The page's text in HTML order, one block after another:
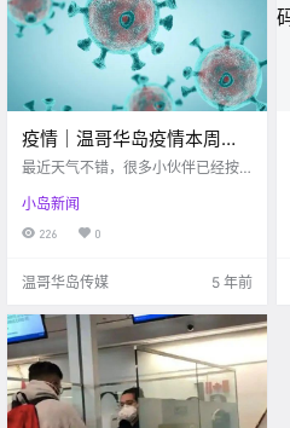
疫情｜温哥华岛疫情本周周
报！BC省旅行禁令细节公
最近天气不错，很多小伙伴已经按
现在每日感染人数有明显下降趋
势，看来政府之前发布政策禁令取
况吧！ For.
小岛新闻
226 0
温哥华岛传媒 5 年前